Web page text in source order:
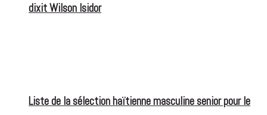
dixit Wilson Isidor
Liste de la sélection haïtienne masculine senior pour le